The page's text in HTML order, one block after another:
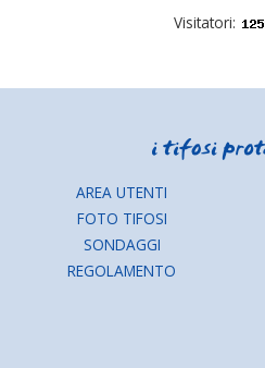
Visitatori:
AREA UTENTI
FOTO TIFOSI
SONDAGGI
REGOLAMENTO